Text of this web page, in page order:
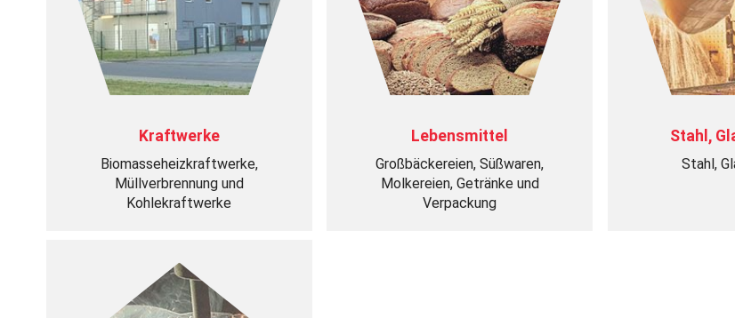
Kraftwerke
Biomasseheizkraftwerke,
Müllverbrennung und
Kohlekraftwerke
Lebensmittel
Großbäckereien, Süßwaren,
Molkereien, Getränke und
Verpackung
Stahl,
Stahl,